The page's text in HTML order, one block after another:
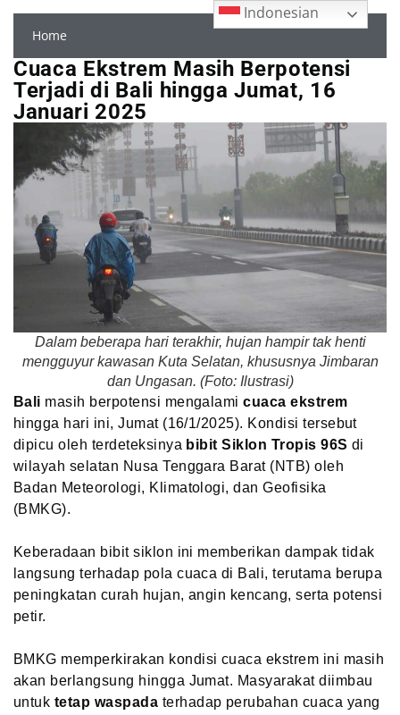
Home
Cuaca Ekstrem Masih Berpotensi
Terjadi di Bali hingga Jumat, 16
Januari 2025
Dalam beberapa hari terakhir, hujan hampir tak henti
mengguyur kawasan Kuta Selatan, khususnya Jimbaran
dan Ungasan. (Foto: Ilustrasi)
Bali masih berpotensi mengalamicuaca ekstrem
hingga hari ini, Jumat (16/1/2025). Kondisi tersebut
dipicu oleh terdeteksinya bibit Siklon Tropis 96S di
wilayah selatan Nusa Tenggara Barat (NTB) oleh
Badan Meteorologi, Klimatologi, dan Geofisika
(BMKG).
Keberadaan bibit siklon ini memberikan dampak tidak
langsung terhadap pola cuaca di Bali, terutama berupa
peningkatan curah hujan, angin kencang, serta potensi
petir.
BMKG memperkirakan kondisi cuaca ekstrem ini masih
akan berlangsung hingga Jumat. Masyarakat diimbau
untuk tetap waspada terhadap perubahan cuaca yang
Indonesian